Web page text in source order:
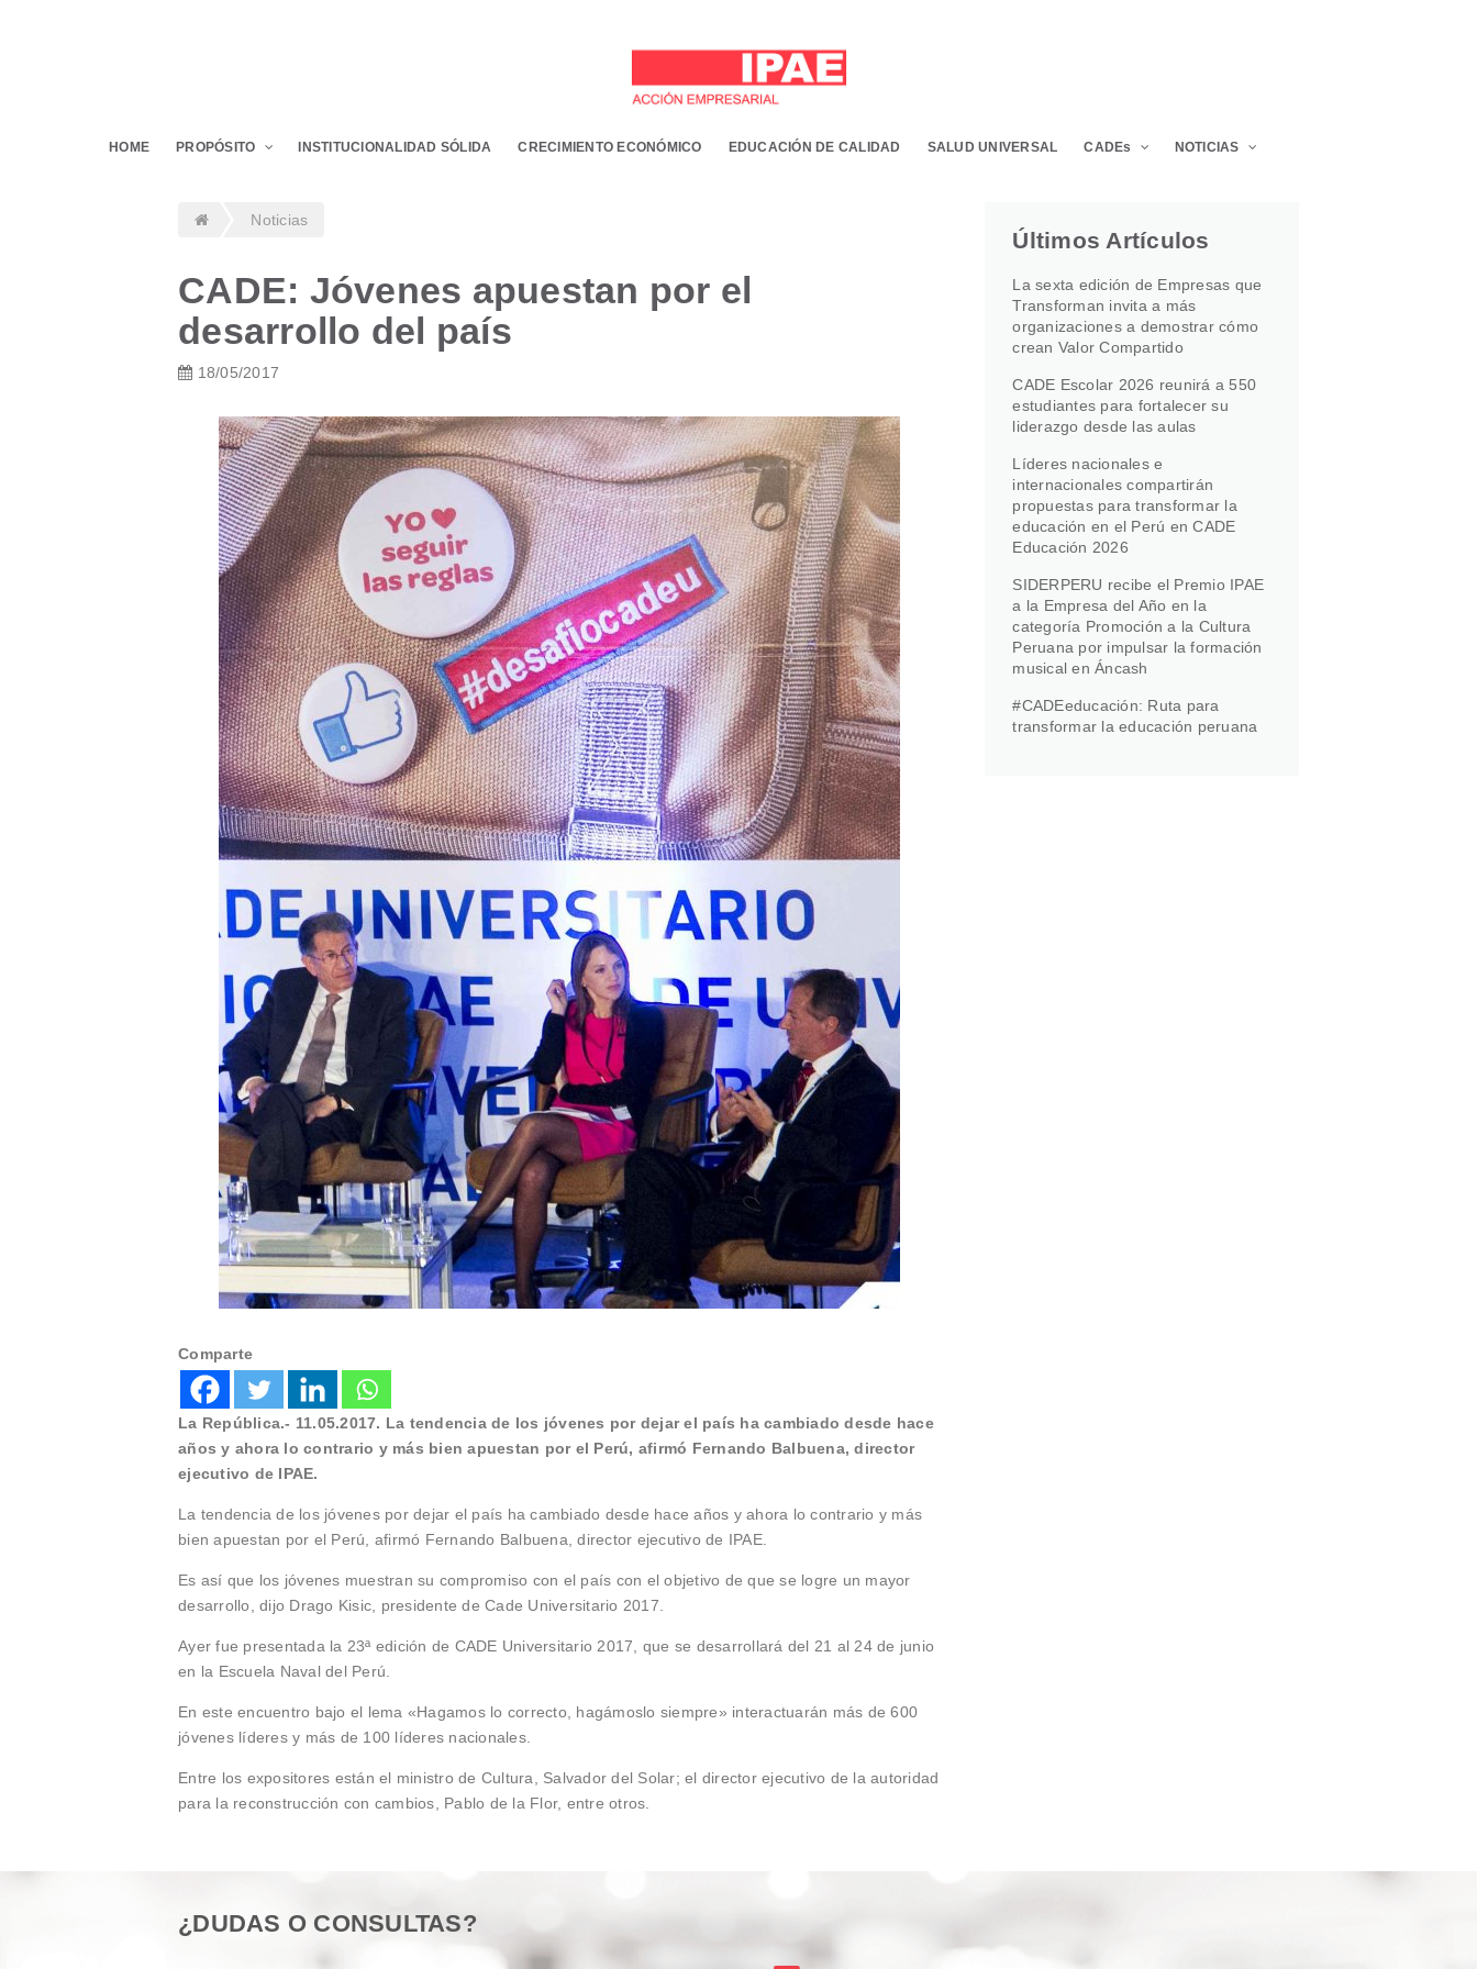
HOME PROPÓSITO INSTITUCIONALIDAD SÓLIDA CRECIMIENTO ECONÓMICO EDUCACIÓN DE CALIDAD SALUD UNIVERSAL CADEs NOTICIAS
Noticias
CADE: Jóvenes apuestan por el
desarrollo del país
18/05/2017
Comparte
La República.- 11.05.2017. La tendencia de los jóvenes por dejar el país ha cambiado desde hace
años y ahora lo contrario y más bien apuestan por el Perú, afirmó Fernando Balbuena, director
ejecutivo de IPAE.
La tendencia de los jóvenes por dejar el país ha cambiado desde hace años y ahora lo contrario y más
bien apuestan por el Perú, afirmó Fernando Balbuena, director ejecutivo de IPAE.
Es así que los jóvenes muestran su compromiso con el país con el objetivo de que se logre un mayor
desarrollo, dijo Drago Kisic, presidente de Cade Universitario 2017.
Ayer fue presentada la 23ª edición de CADE Universitario 2017, que se desarrollará del 21 al 24 de junio
en la Escuela Naval del Perú.
En este encuentro bajo el lema «Hagamos lo correcto, hagámoslo siempre» interactuarán más de 600
jóvenes líderes y más de 100 líderes nacionales.
Entre los expositores están el ministro de Cultura, Salvador del Solar; el director ejecutivo de la autoridad
para la reconstrucción con cambios, Pablo de la Flor, entre otros.
Últimos Artículos
La sexta edición de Empresas que
Transforman invita a más
organizaciones a demostrar cómo
crean Valor Compartido
CADE Escolar 2026 reunirá a 550
estudiantes para fortalecer su
liderazgo desde las aulas
Líderes nacionales e
internacionales compartirán
propuestas para transformar la
educación en el Perú en CADE
Educación 2026
SIDERPERU recibe el Premio IPAE
a la Empresa del Año en la
categoría Promoción a la Cultura
Peruana por impulsar la formación
musical en Áncash
#CADEeducación: Ruta para
transformar la educación peruana
¿DUDAS O CONSULTAS?